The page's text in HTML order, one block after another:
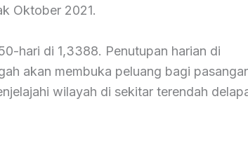
Oktober 2021.
hari di 1,3388. Penutupan harian di
akan membuka peluang bagi
wilayah di sekitar terendah